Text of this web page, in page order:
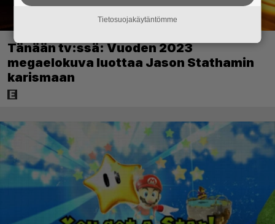
Tänään tv:ssä: Vuoden 2023
megaelokuva luottaa Jason Stathamin
karismaan
Tietosuojakäytäntömme